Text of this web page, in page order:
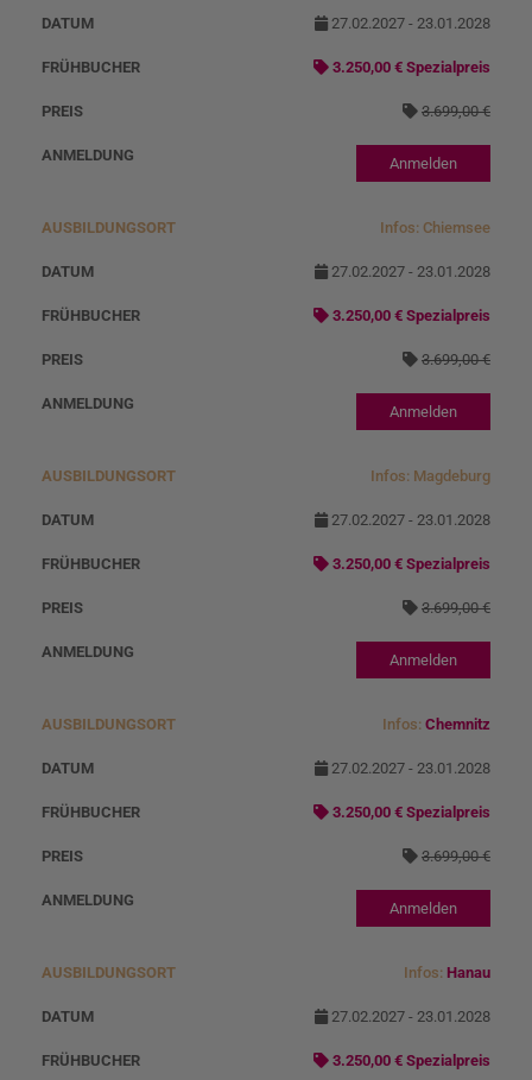
27.02.2027 - 23.01.2028
3.250,00 € Spezialpreis
3.699,00 €
Anmelden
Infos: Chiemsee
27.02.2027 - 23.01.2028
3.250,00 € Spezialpreis
3.699,00 €
Anmelden
Infos: Magdeburg
27.02.2027 - 23.01.2028
3.250,00 € Spezialpreis
3.699,00 €
Anmelden
Infos: Chemnitz
27.02.2027 - 23.01.2028
3.250,00 € Spezialpreis
3.699,00 €
Anmelden
Infos: Hanau
27.02.2027 - 23.01.2028
3.250,00 € Spezialpreis